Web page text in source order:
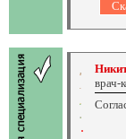
врач-